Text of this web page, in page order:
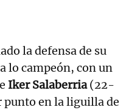
la defensa de su
a lo campeón, con un
Iker Salaberria(22-
punto en la liguilla de